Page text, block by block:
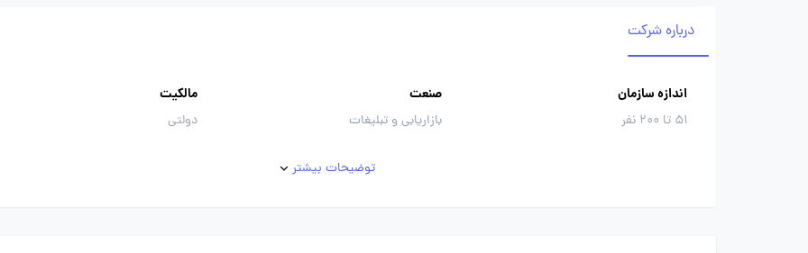
درباره شرکت
اندازه سازمان
51 تا 200 نفر
صنعت
بازاریابی و تبلیغات
مالکیت
دولتی
توضیحات بیشتر